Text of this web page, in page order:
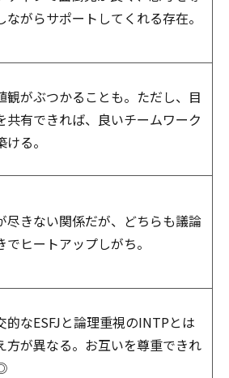
ながらサポートしてくれる存在。
観がぶつかることも。ただし、目
共有できれば、良いチームワーク
ける。
尽きない関係だが、どちらも議論
でヒートアップしがち。
的なESFJと論理重視のINTPとは
方が異なる。お互いを尊重できれ